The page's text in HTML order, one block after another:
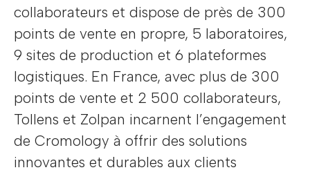
collaborateurs et dispose de près de 300
points de vente en propre, 5 laboratoires,
9 sites de production et 6 plateformes
logistiques. En France, avec plus de 300
points de vente et 2 500 collaborateurs,
Tollens et Zolpan incarnent l’engagement
de Cromology à offrir des solutions
innovantes et durables aux clients